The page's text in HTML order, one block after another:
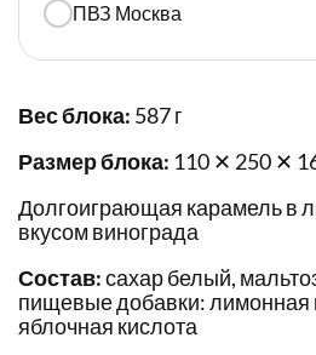
ПВЗ Москва
Вес блока: 587 г
Размер блока: 110 ✕ 250 ✕
Долгоиграющая карамель в
вкусом винограда
Состав:сахар белый,
пищевые добавки: лимонная
яблочная кислота